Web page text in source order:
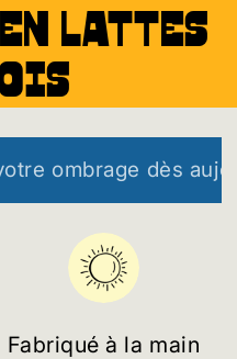
lattes
dès aujourd'hui
Fabriqué à la main